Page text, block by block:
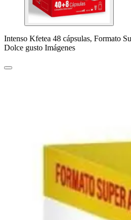
Intenso Kfetea 48 cápsulas, Formato
Dolce gusto Imágenes